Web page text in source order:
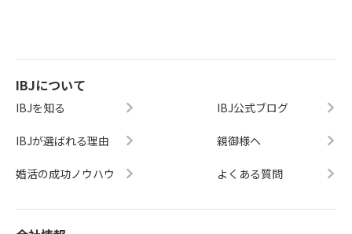
IBJについて
IBJを知る
IBJが選ばれる理由
婚活の成功ノウハウ
IBJ公式ブログ
親御様へ
よくある質問